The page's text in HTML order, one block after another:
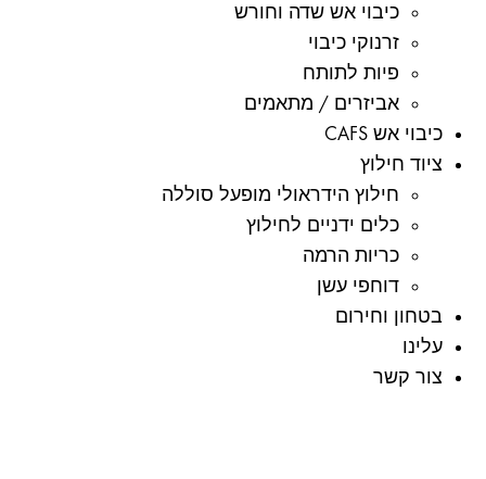
כיבוי אש שדה וחורש
זרנוקי כיבוי
פיות לתותח
אביזרים / מתאמים
כיבוי אש CAFS
ציוד חילוץ
חילוץ הידראולי מופעל סוללה
כלים ידניים לחילוץ
כריות הרמה
דוחפי עשן
בטחון וחירום
עלינו
צור קשר